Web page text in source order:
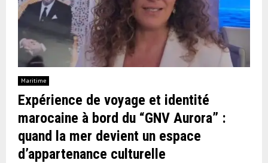
Maritime
Expérience de voyage et identité
marocaine à bord du “GNV Aurora” :
quand la mer devient un espace
d’appartenance culturelle